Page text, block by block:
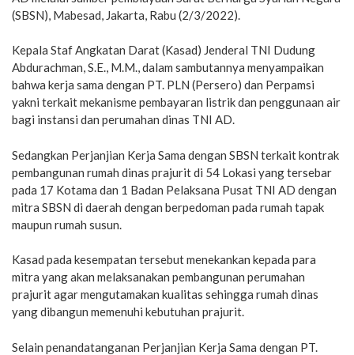
(SBSN), Mabesad, Jakarta, Rabu (2/3/2022).
Kepala Staf Angkatan Darat (Kasad) Jenderal TNI Dudung
Abdurachman, S.E., M.M., dalam sambutannya menyampaikan
bahwa kerja sama dengan PT. PLN (Persero) dan Perpamsi
yakni terkait mekanisme pembayaran listrik dan penggunaan air
bagi instansi dan perumahan dinas TNI AD.
Sedangkan Perjanjian Kerja Sama dengan SBSN terkait kontrak
pembangunan rumah dinas prajurit di 54 Lokasi yang tersebar
pada 17 Kotama dan 1 Badan Pelaksana Pusat TNI AD dengan
mitra SBSN di daerah dengan berpedoman pada rumah tapak
maupun rumah susun.
Kasad pada kesempatan tersebut menekankan kepada para
mitra yang akan melaksanakan pembangunan perumahan
prajurit agar mengutamakan kualitas sehingga rumah dinas
yang dibangun memenuhi kebutuhan prajurit.
Selain penandatanganan Perjanjian Kerja Sama dengan PT.